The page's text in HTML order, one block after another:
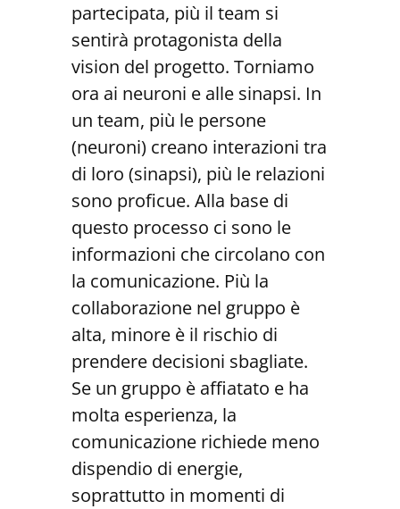
partecipata, più il team si
sentirà protagonista della
vision del progetto. Torniamo
ora ai neuroni e alle sinapsi. In
un team, più le persone
(neuroni) creano interazioni tra
di loro (sinapsi), più le relazioni
sono proficue. Alla base di
questo processo ci sono le
informazioni che circolano con
la comunicazione. Più la
collaborazione nel gruppo è
alta, minore è il rischio di
prendere decisioni sbagliate.
Se un gruppo è affiatato e ha
molta esperienza, la
comunicazione richiede meno
dispendio di energie,
soprattutto in momenti di